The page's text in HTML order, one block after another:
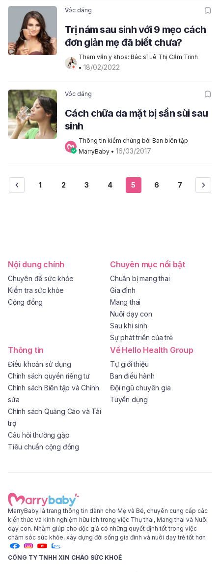
Vóc dáng
Trị nám sau sinh với 9 mẹo cách
đơn giản mẹ đã biết chưa?
Tham vấn y khoa: Bác sĩ Lê Thị Cẩm Trinh
• 18/02/2022
Vóc dáng
Cách chữa da mặt bị sần sùi sau
sinh
Thông tin kiểm chứng bởi Ban biên tập
MarryBaby • 16/03/2017
1 2 3 4 5 6 7
Nội dung chính
Chuyên đề sức khỏe
Kiểm tra sức khỏe
Cộng đồng
Chuyên mục nổi bật
Chuẩn bị mang thai
Gia đình
Mang thai
Nuôi dạy con
Sau khi sinh
Sự phát triển của trẻ
Thông tin
Điều khoản sử dụng
Chính sách quyền riêng tư
Chính sách Biên tập và Chỉnh
sửa
Chính sách Quảng Cáo và Tài
trợ
Câu hỏi thường gặp
Tiêu chuẩn cộng đồng
Về Hello Health Group
Tự giới thiệu
Ban điều hành
Đội ngũ chuyên gia
Tuyển dụng
MarryBaby là trang thông tin dành cho Mẹ và Bé, chuyên cung cấp các
kiến thức và kinh nghiệm hữu ích trong việc Thụ thai, Mang thai và Nuôi
dạy con. Nhằm giúp cho độc giả có những quyết định tốt trong việc
chăm sóc sức khỏe, xây dựng đời sống gia đình và nuôi dạy trẻ tốt hơn
CÔNG TY TNHH XIN CHÀO SỨC KHOẺ